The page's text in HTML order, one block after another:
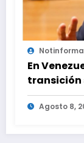
En
transición
fuerza
Agosto 8,